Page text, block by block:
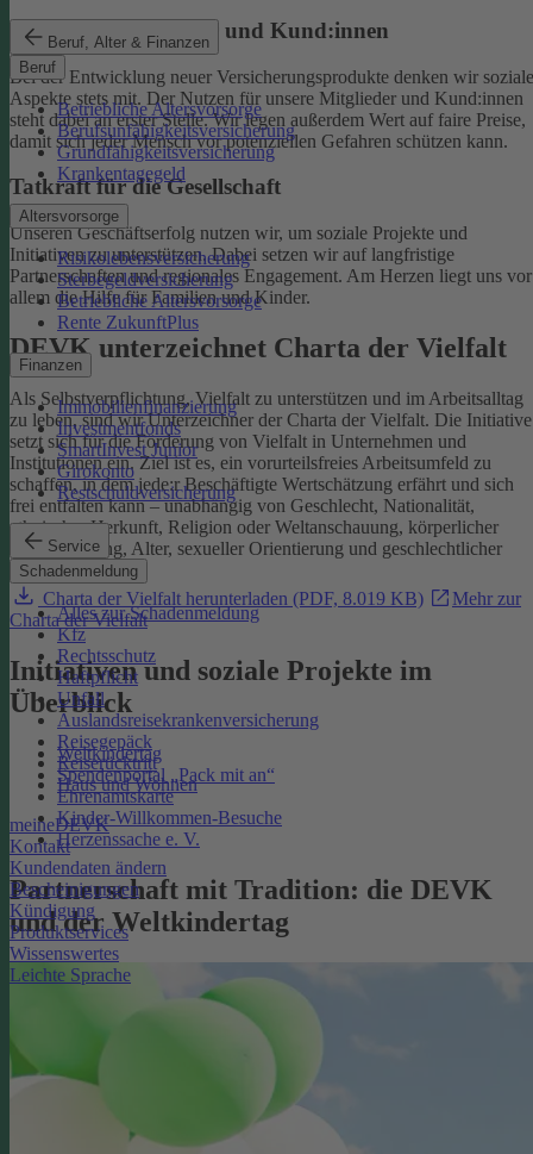
Beruf, Alter & Finanzen
Beruf
Betriebliche Altersvorsorge
Berufsunfähigkeitsversicherung
Grundfähigkeitsversicherung
Krankentagegeld
Altersvorsorge
Risikolebensversicherung
Sterbegeldversicherung
Betriebliche Altersvorsorge
Rente ZukunftPlus
Finanzen
Immobilienfinanzierung
Investmentfonds
SmartInvest Junior
Girokonto
Restschuldversicherung
Service
Schadenmeldung
Alles zur Schadenmeldung
Kfz
Rechtsschutz
Haftpflicht
Unfall
Auslandsreisekrankenversicherung
Reisegepäck
Reiserücktritt
Haus und Wohnen
meineDEVK
Kontakt
Kundendaten ändern
Bescheinigungen
Kündigung
Produktservices
Wissenswertes
Leichte Sprache
Begeisterte Mitglieder und Kund:innen
Bei der Entwicklung neuer Versicherungsprodukte denken wir soziale
Aspekte stets mit. Der Nutzen für unsere Mitglieder und Kund:innen
steht dabei an erster Stelle.Wir legen außerdem Wert auf faire Preise,
damit sich jeder Mensch vor potenziellen Gefahren schützen kann.
Tatkraft für die Gesellschaft
Unseren Geschäftserfolg nutzen wir, um soziale Projekte und
Initiativen zu unterstützen. Dabei setzen wir auf langfristige
Partnerschaften und regionales Engagement. Am Herzen liegt uns vor
allem die Hilfe für Familien und Kinder.
DEVK unterzeichnet Charta der Vielfalt
Als Selbstverpflichtung, Vielfalt zu unterstützen und im Arbeitsalltag
zu leben, sind wir Unterzeichner der Charta der Vielfalt. Die Initiative
setzt sich für die Förderung von Vielfalt in Unternehmen und
Institutionen ein.Ziel ist es, ein vorurteilsfreies Arbeitsumfeld zu
schaffen, in dem jede:r Beschäftigte Wertschätzung erfährt und sich
frei entfalten kann – unabhängig von Geschlecht, Nationalität,
ethnischer Herkunft, Religion oder Weltanschauung, körperlicher
Einschränkung, Alter, sexueller Orientierung und geschlechtlicher
Identität.
Charta der Vielfalt herunterladen (PDF, 8.019 KB)
Mehr zur
Charta der Vielfalt
Initiativen und soziale Projekte im
Überblick
Weltkindertag
Spendenportal „Pack mit an“
Ehrenamtskarte
Kinder-Willkommen-Besuche
Herzenssache e. V.
Partnerschaft mit Tradition: die DEVK
und der Weltkindertag